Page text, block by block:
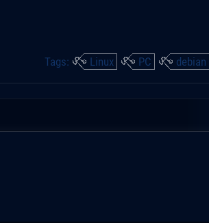
Tags: Linux PC debian